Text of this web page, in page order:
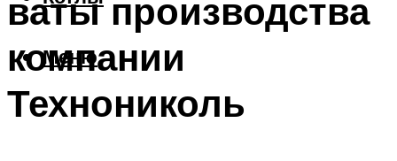
Меню
ваты производства
компании
Технониколь